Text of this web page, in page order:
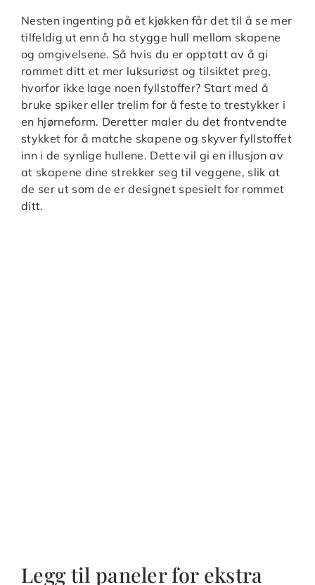
Nesten ingenting på et kjøkken får det til å se mer
tilfeldig ut enn å ha stygge hull mellom skapene
og omgivelsene. Så hvis du er opptatt av å gi
rommet ditt et mer luksuriøst og tilsiktet preg,
hvorfor ikke lage noen fyllstoffer? Start med å
bruke spiker eller trelim for å feste to trestykker i
en hjørneform. Deretter maler du det frontvendte
stykket for å matche skapene og skyver fyllstoffet
inn i de synlige hullene. Dette vil gi en illusjon av
at skapene dine strekker seg til veggene, slik at
de ser ut som de er designet spesielt for rommet
ditt.
Legg til paneler for ekstra